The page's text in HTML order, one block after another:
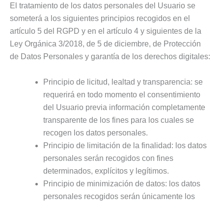
El tratamiento de los datos personales del Usuario se
someterá a los siguientes principios recogidos en el
artículo 5 del RGPD y en el artículo 4 y siguientes de la
Ley Orgánica 3/2018, de 5 de diciembre, de Protección
de Datos Personales y garantía de los derechos digitales:
Principio de licitud, lealtad y transparencia: se
requerirá en todo momento el consentimiento
del Usuario previa información completamente
transparente de los fines para los cuales se
recogen los datos personales.
Principio de limitación de la finalidad: los datos
personales serán recogidos con fines
determinados, explícitos y legítimos.
Principio de minimización de datos: los datos
personales recogidos serán únicamente los